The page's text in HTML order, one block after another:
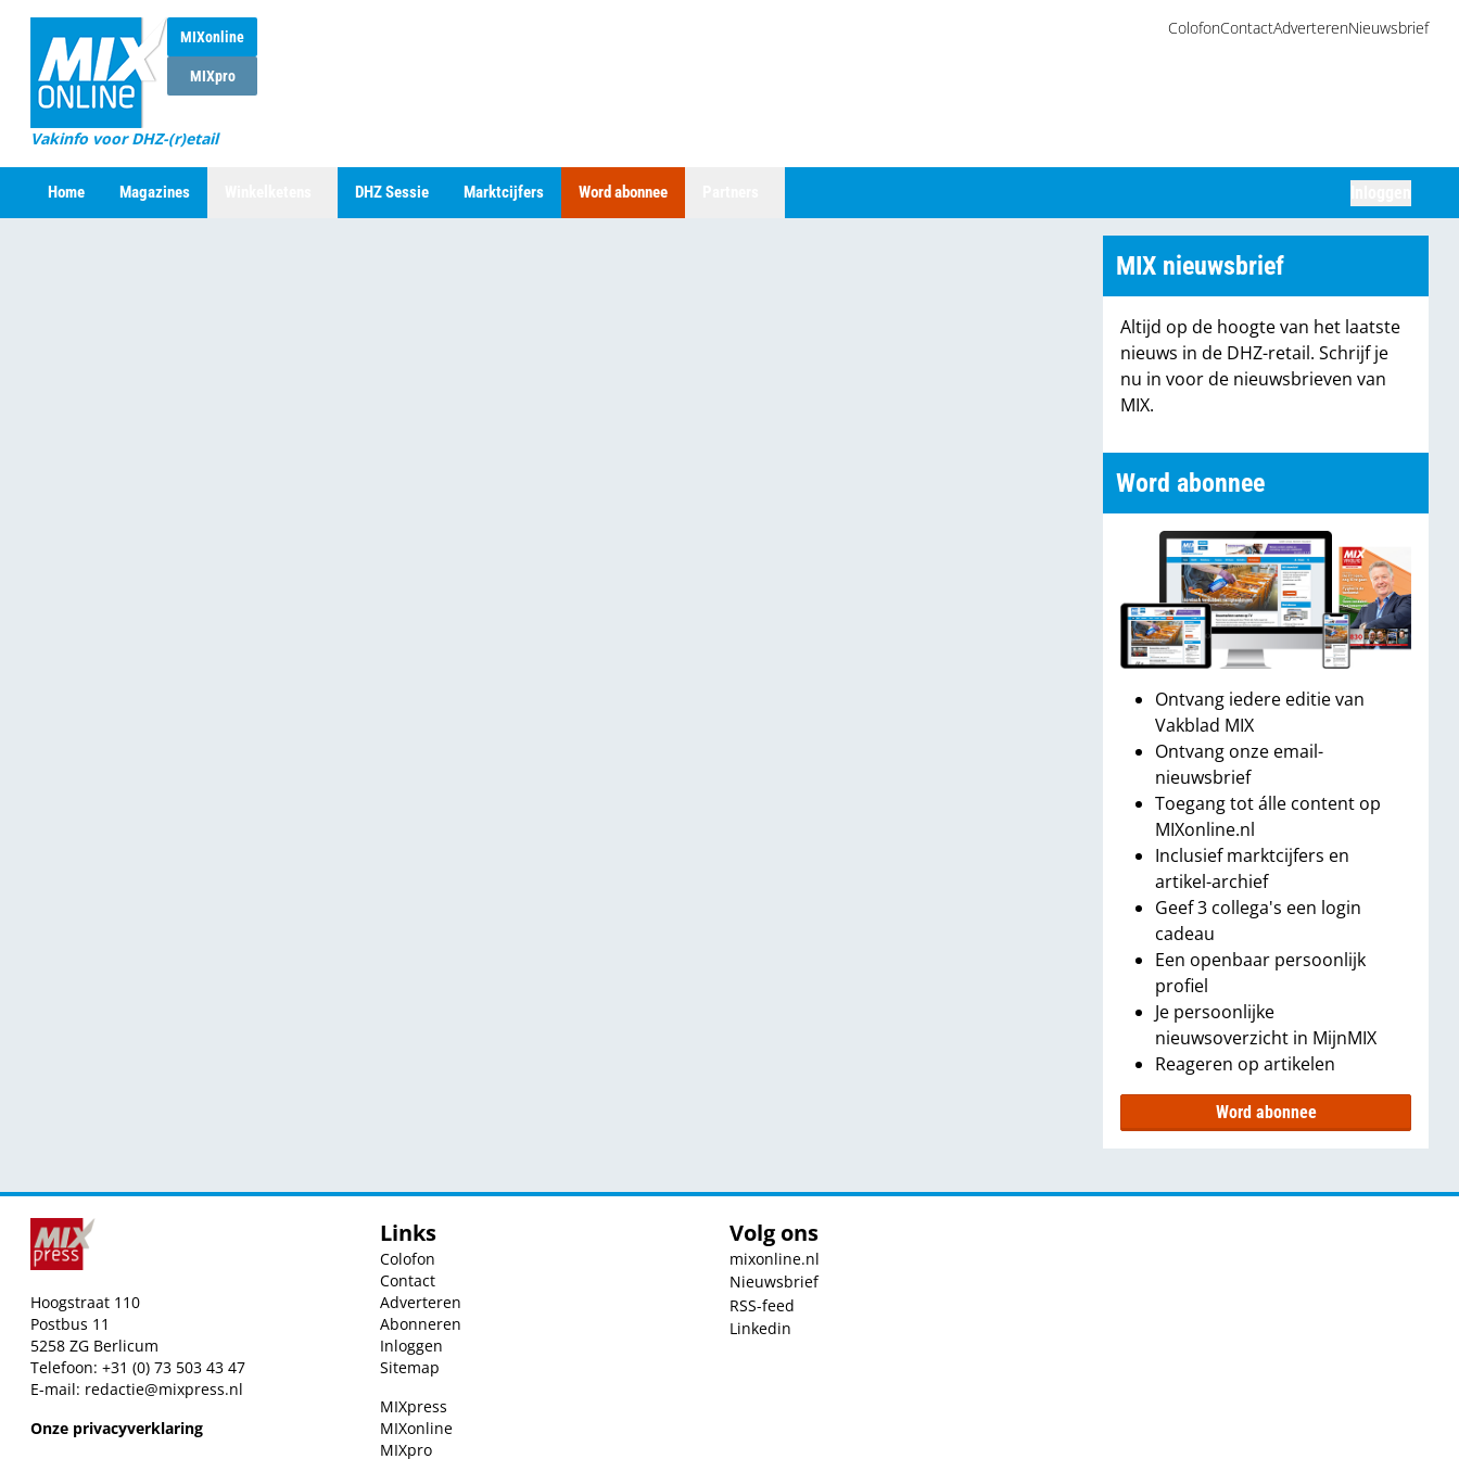
MIXonline
MIXpro
Vakinfo voor DHZ-(r)etail
ColofonContactAdverterenNieuwsbrief
Home Magazines DHZ Sessie Marktcijfers Word abonnee
MIX nieuwsbrief
Altijd op de hoogte van het laatste
nieuws in de DHZ-retail. Schrijf je
nu in voor de nieuwsbrieven van
MIX.
Word abonnee
Ontvang iedere editie van
Vakblad MIX
Ontvang onze email-
nieuwsbrief
Toegang tot álle content op
MIXonline.nl
Inclusief marktcijfers en
artikel-archief
Geef 3 collega's een login
cadeau
Een openbaar persoonlijk
profiel
Je persoonlijke
nieuwsoverzicht in MijnMIX
Reageren op artikelen
Word abonnee
Hoogstraat 110
Postbus 11
5258 ZG Berlicum
Telefoon: +31 (0) 73 503 43 47
E-mail: redactie@mixpress.nl
Onze privacyverklaring
Links
Colofon
Contact
Adverteren
Abonneren
Inloggen
Sitemap
MIXpress
MIXonline
MIXpro
Volg ons
mixonline.nl
Nieuwsbrief
RSS-feed
Linkedin